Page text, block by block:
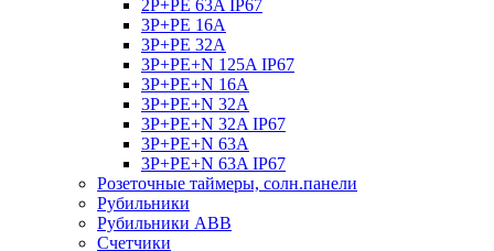
2P+PE 63A IP67
3P+PE 16A
3P+PE 32A
3P+PE+N 125A IP67
3P+PE+N 16A
3P+PE+N 32A
3P+PE+N 32A IP67
3P+PE+N 63A
3P+PE+N 63A IP67
Розеточные таймеры, солн.панели
Рубильники
Рубильники ABB
Счетчики